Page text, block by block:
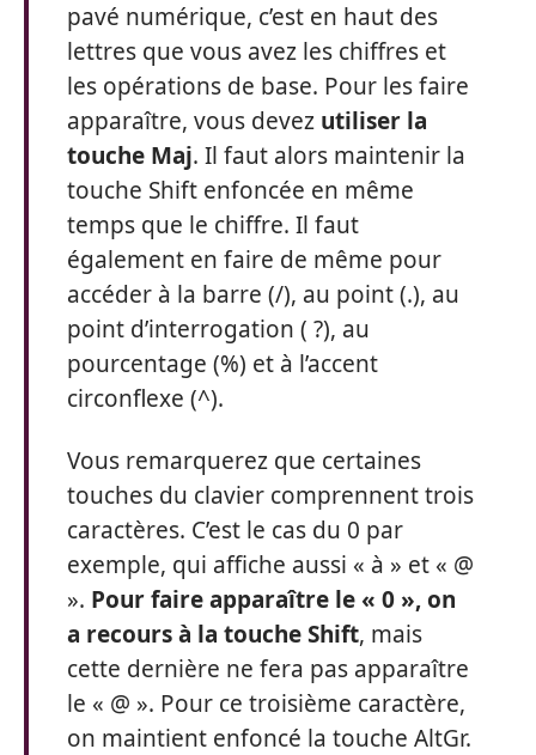
pavé numérique, c’est en haut des
lettres que vous avez les chiffres et
les opérations de base. Pour les faire
apparaître, vous devez utiliser la
touche Maj. Il faut alors maintenir la
touche Shift enfoncée en même
temps que le chiffre. Il faut
également en faire de même pour
accéder à la barre (/), au point (.), au
point d’interrogation ( ?), au
pourcentage (%) et à l’accent
circonflexe (^).
Vous remarquerez que certaines
touches du clavier comprennent trois
caractères. C’est le cas du 0 par
exemple, qui affiche aussi « à » et « @
». Pour faire apparaître le « 0 », on
a recours à la touche Shift, mais
cette dernière ne fera pas apparaître
le « @ ». Pour ce troisième caractère,
on maintient enfoncé la touche AltGr.